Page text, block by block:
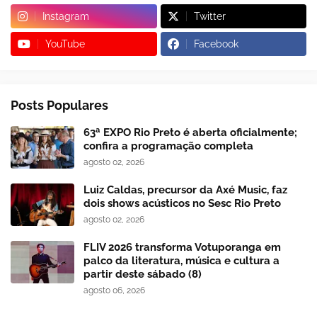
Instagram Twitter
YouTube Facebook
Posts Populares
63ª EXPO Rio Preto é aberta oficialmente;
confira a programação completa
agosto 02, 2026
Luiz Caldas, precursor da Axé Music, faz
dois shows acústicos no Sesc Rio Preto
agosto 02, 2026
FLIV 2026 transforma Votuporanga em
palco da literatura, música e cultura a
partir deste sábado (8)
agosto 06, 2026